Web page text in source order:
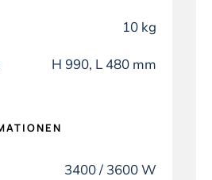
10 kg
H 990, L 480 mm
3400 / 3600 W